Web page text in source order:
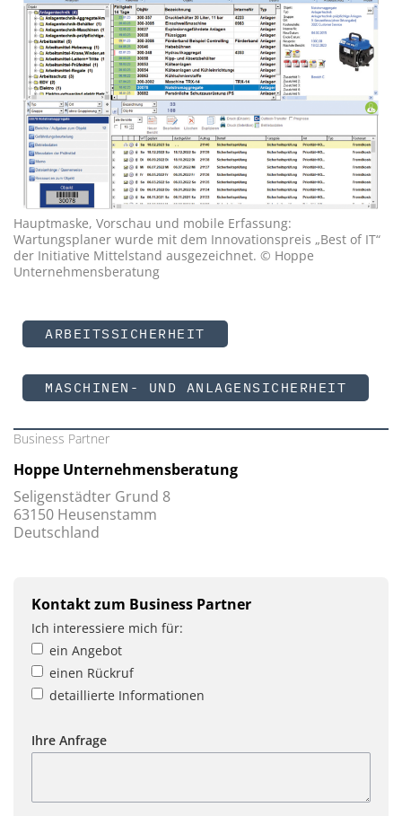
Hauptmaske, Vorschau und mobile Erfassung:
Wartungsplaner wurde mit dem Innovationspreis „Best of IT“
der Initiative Mittelstand ausgezeichnet. © Hoppe
Unternehmensberatung
ARBEITSSICHERHEIT
MASCHINEN- UND ANLAGENSICHERHEIT
Business Partner
Hoppe Unternehmensberatung
Seligenstädter Grund 8
63150 Heusenstamm
Deutschland
Kontakt zum Business Partner
Ich interessiere mich für:
ein Angebot
einen Rückruf
detaillierte Informationen
Ihre Anfrage